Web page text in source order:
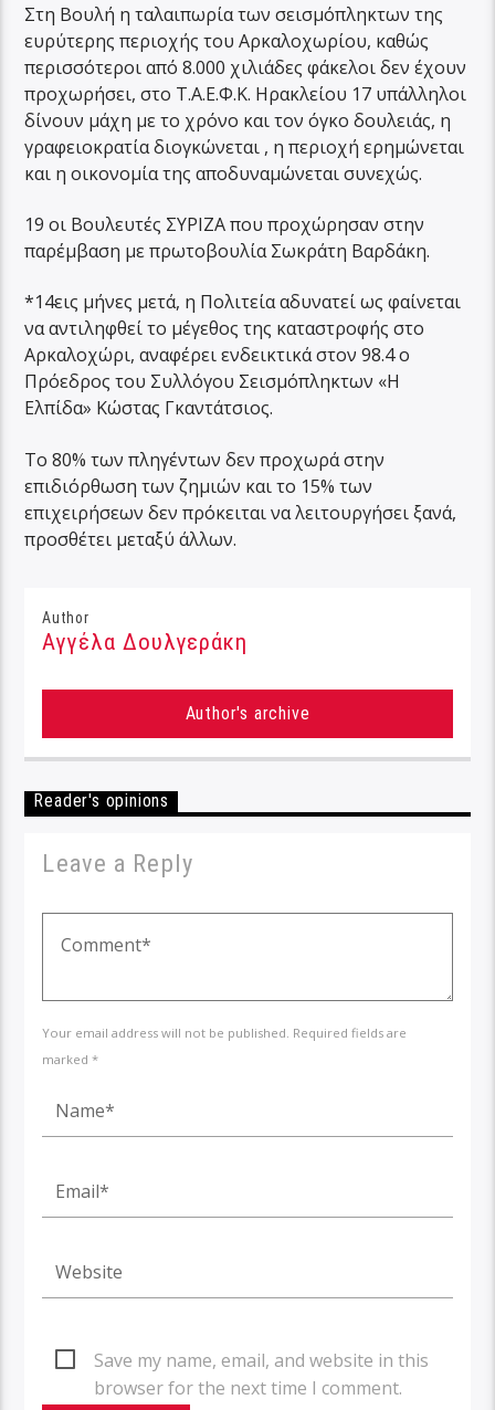
Στη Βουλή η ταλαιπωρία των σεισμόπληκτων της
ευρύτερης περιοχής του Αρκαλοχωρίου, καθώς
περισσότεροι από 8.000 χιλιάδες φάκελοι δεν έχουν
προχωρήσει, στο Τ.Α.Ε.Φ.Κ. Ηρακλείου 17 υπάλληλοι
δίνουν μάχη με το χρόνο και τον όγκο δουλειάς, η
γραφειοκρατία διογκώνεται , η περιοχή ερημώνεται
και η οικονομία της αποδυναμώνεται συνεχώς.
19 οι Βουλευτές ΣΥΡΙΖΑ που προχώρησαν στην
παρέμβαση με πρωτοβουλία Σωκράτη Βαρδάκη.
*14εις μήνες μετά, η Πολιτεία αδυνατεί ως φαίνεται
να αντιληφθεί το μέγεθος της καταστροφής στο
Αρκαλοχώρι, αναφέρει ενδεικτικά στον 98.4 ο
Πρόεδρος του Συλλόγου Σεισμόπληκτων «Η
Ελπίδα» Κώστας Γκαντάτσιος.
Το 80% των πληγέντων δεν προχωρά στην
επιδιόρθωση των ζημιών και το 15% των
επιχειρήσεων δεν πρόκειται να λειτουργήσει ξανά,
προσθέτει μεταξύ άλλων.
Author
Αγγέλα Δουλγεράκη
Author's archive
Reader's opinions
Leave a Reply
Your email address will not be published. Required fields are
marked *
Save my name, email, and website in this
browser for the next time I comment.